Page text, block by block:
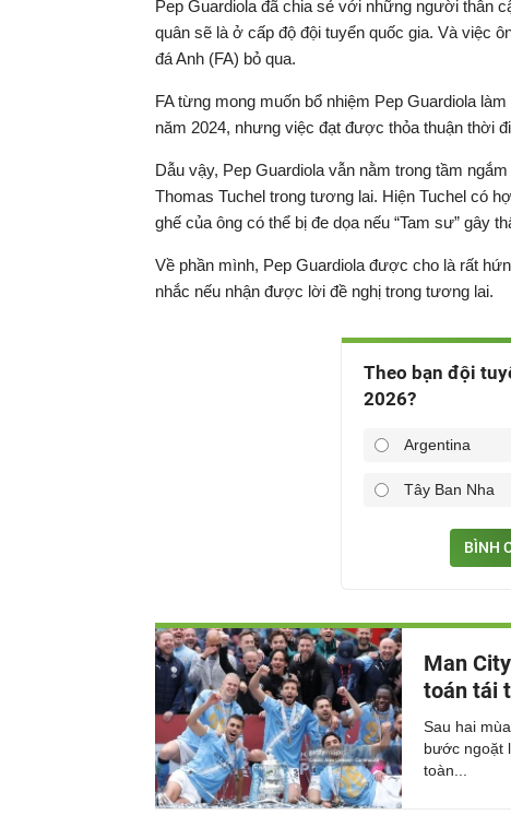
Pep Guardiola đã chia sẻ với những người thân
quân sẽ là ở cấp độ đội tuyển quốc gia. Và việc
đá Anh (FA) bỏ qua.
FA từng mong muốn bổ nhiệm Pep Guardiola
năm 2024, nhưng việc đạt được thỏa thuận thời
Dẫu vậy, Pep Guardiola vẫn nằm trong tầm
Thomas Tuchel trong tương lai. Hiện Tuchel có
ghế của ông có thể bị đe dọa nếu “Tam sư” gây
Về phần mình, Pep Guardiola được cho là rất
nhắc nếu nhận được lời đề nghị trong tương lai.
Theo bạn đội
2026?
Argentina
Tây Ban Nha
BÌNH
Man
toán tái
Sau hai
bước ngoặt
toàn...